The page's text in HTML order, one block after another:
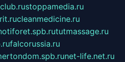
stoppamedia.ru
cleanmedicine.ru
tutmassage.ru
falcorussia.ru
net-life.net.ru